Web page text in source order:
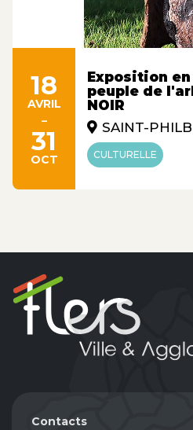
18
AVRIL
-
31
OCT
Exposition
peuple de
NOIR
SAINT-
CULTURELLE
Contacts